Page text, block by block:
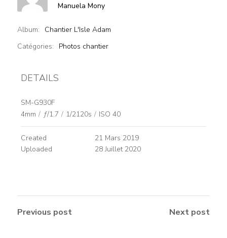
Manuela Mony
Album:
Chantier L'Isle Adam
Catégories:
Photos chantier
DETAILS
SM-G930F
4mm / ƒ/1.7 / 1/2120s / ISO 40
Created
21 Mars 2019
Uploaded
28 Juillet 2020
Previous post Next post